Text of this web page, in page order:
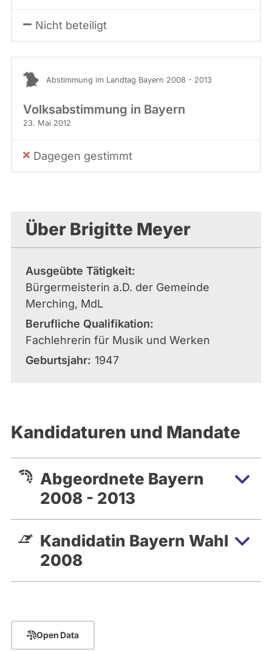
Nicht beteiligt
Abstimmung im Landtag Bayern 2008 - 2013
Volksabstimmung in Bayern
23. Mai 2012
Dagegen gestimmt
Über Brigitte Meyer
Ausgeübte Tätigkeit
Bürgermeisterin a.D. der Gemeinde
Merching, MdL
Berufliche Qualifikation
Fachlehrerin für Musik und Werken
Geburtsjahr 1947
Kandidaturen und Mandate
Abgeordnete Bayern
2008 - 2013
Kandidatin Bayern Wahl
2008
Open Data